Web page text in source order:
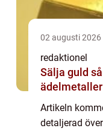
02 augusti 2026
redaktionel
Sälja guld så får du ut mest av dina
ädelmetaller
Artikeln
detaljerad